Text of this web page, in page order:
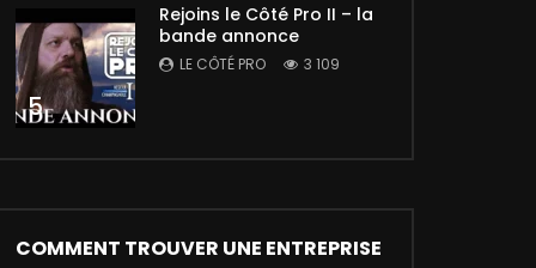
5
Rejoins le Côté Pro II – la
bande annonce
LE CÔTÉ PRO 3 109
COMMENT TROUVER UNE ENTREPRISE